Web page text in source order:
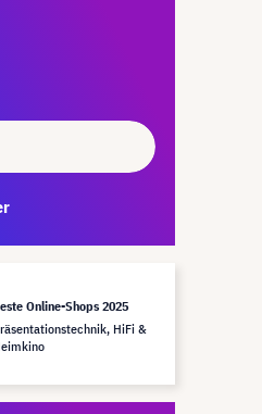
Online-Shops 2025
HiFi &